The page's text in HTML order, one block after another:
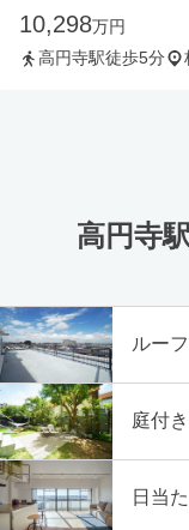
10,298万円
高円寺駅徒歩5分
高円寺
ルー
庭付き
日当